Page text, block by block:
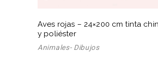
Aves rojas – 24×200 cm tinta
y poliéster
Animales- Dibujos